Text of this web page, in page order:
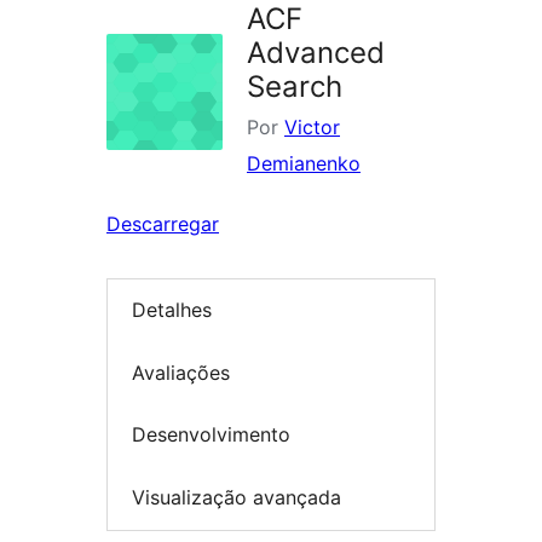
ACF
Advanced
Search
Por Victor
Demianenko
Descarregar
Detalhes
Avaliações
Desenvolvimento
Visualização avançada